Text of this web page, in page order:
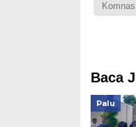
Baca
Palu